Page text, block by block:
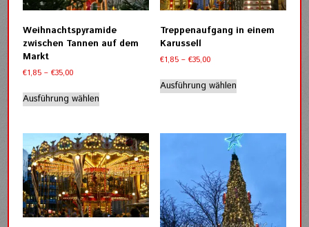
Weihnachtspyramide
zwischen Tannen auf dem
Markt
€1,85 –€35,00Preisspanne:
bis
€35,00
Ausführung wählen
mehrere
Varianten
auf.
Die
Optionen
können
auf
Treppenaufgang in einem
Karussell
€1,85 – €35,00Preisspanne:
bis
€35,00
Ausführung wählenProdukt
Varianten
auf.
Die
Optionen
können
auf
der